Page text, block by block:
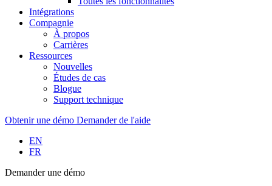
Intégrations
Compagnie
À propos
Carrières
Ressources
Nouvelles
Études de cas
Blogue
Support technique
Obtenir une démo Demander de l'aide
EN
FR
Demander une démo